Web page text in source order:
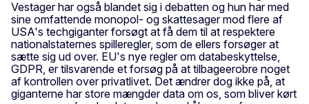
Vestager har også blandet sig i debatten og hun har med
sine omfattende monopol- og skattesager mod flere af
USA's techgiganter forsøgt at få dem til at respektere
nationalstaternes spilleregler, som de ellers forsøger at
sætte sig ud over. EU's nye regler om databeskyttelse,
GDPR, er tilsvarende et forsøg på at tilbageerobre noget
af kontrollen over privatlivet. Det ændrer dog ikke på, at
giganterne har store mængder data om os, som bliver kørt